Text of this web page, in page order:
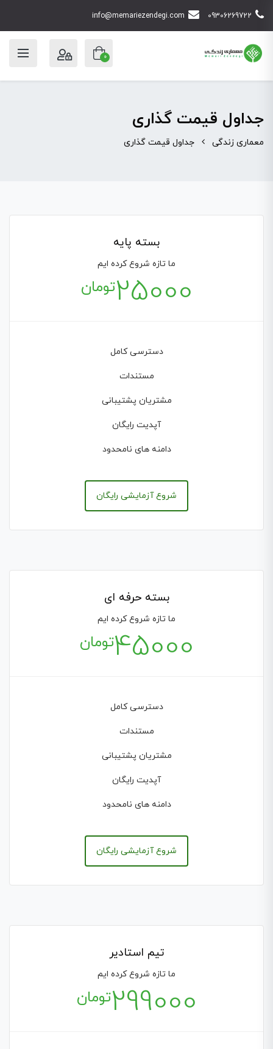
09306269722
info@memariezendegi.com
0
جداول قیمت گذاری
معماری زندگی جداول قیمت گذاری
بسته پایه
ما تازه شروع کرده ایم
25000تومان
دسترسی کامل
مستندات
مشتریان پشتیبانی
آپدیت رایگان
دامنه های نامحدود
شروع آزمایشی رایگان
بسته حرفه ای
ما تازه شروع کرده ایم
45000تومان
دسترسی کامل
مستندات
مشتریان پشتیبانی
آپدیت رایگان
دامنه های نامحدود
شروع آزمایشی رایگان
تیم استادیر
ما تازه شروع کرده ایم
299000تومان